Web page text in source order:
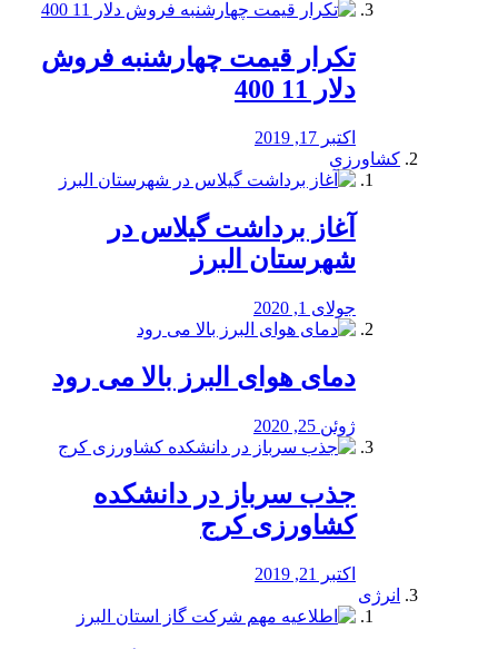
تکرار قیمت چهارشنبه فروش
دلار 11 400
اکتبر 17, 2019
کشاورزی
آغاز برداشت گیلاس در
شهرستان البرز
جولای 1, 2020
دمای هوای البرز بالا می رود
ژوئن 25, 2020
جذب سرباز در دانشکده
کشاورزی کرج
اکتبر 21, 2019
انرژی